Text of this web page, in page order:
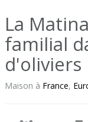
La
familial
d'oliviers
Maison à France,